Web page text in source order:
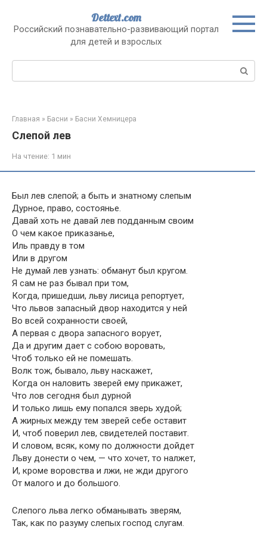
контенту
Dettext.com
Российский познавательно-развивающий портал
для детей и взрослых
Поиск:
Главная » Басни » Басни Хемницера
Слепой лев
На чтение: 1 мин
Был лев слепой; а быть и знатному слепым
Дурное, право, состоянье.
Давай хоть не давай лев подданным своим
О чем какое приказанье,
Иль правду в том
Или в другом
Не думай лев узнать: обманут был кругом.
Я сам не раз бывал при том,
Когда, пришедши, льву лисица репортует,
Что львов запасный двор находится у ней
Во всей сохранности своей,
А первая с двора запасного ворует,
Да и другим дает с собою воровать,
Чтоб только ей не помешать.
Волк тож, бывало, льву наскажет,
Когда он наловить зверей ему прикажет,
Что лов сегодня был дурной
И только лишь ему попался зверь худой;
А жирных между тем зверей себе оставит
И, чтоб поверил лев, свидетелей поставит.
И словом, всяк, кому по должности дойдет
Льву донести о чем, — что хочет, то налжет,
И, кроме воровства и лжи, не жди другого
От малого и до большого.
Слепого льва легко обманывать зверям,
Так, как по разуму слепых господ слугам.